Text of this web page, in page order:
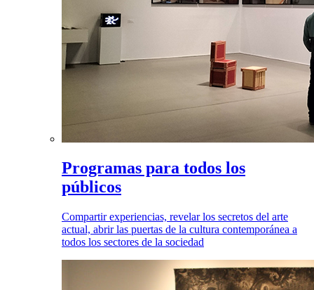
Programas para todos los
públicos
Compartir experiencias, revelar los secretos del arte
actual, abrir las puertas de la cultura contemporánea a
todos los sectores de la sociedad